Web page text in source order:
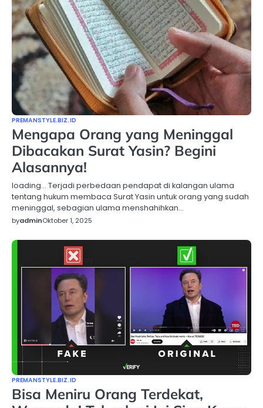
PREMANSTYLE.BIZ.ID
Mengapa Orang yang Meninggal
Dibacakan Surat Yasin? Begini
Alasannya!
loading… Terjadi perbedaan pendapat di kalangan ulama
tentang hukum membaca Surat Yasin untuk orang yang sudah
meninggal, sebagian ulama menshahihkan…
byadminOktober 1, 2025
PREMANSTYLE.BIZ.ID
Bisa Meniru Orang Terdekat,